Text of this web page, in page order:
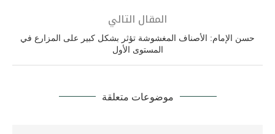
المقال التالي
حسن الإمام: الأصناف المغشوشة تؤثر بشكل كبير على المزارع في
المستوى الأول
موضوعات متعلقة